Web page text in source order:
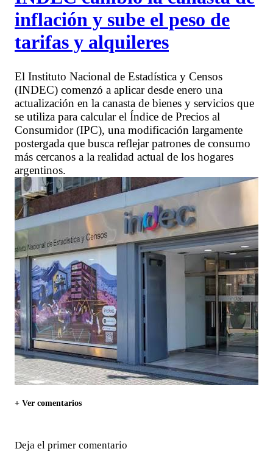
inflación y sube el peso de
tarifas y alquileres
El Instituto Nacional de Estadística y Censos
(INDEC) comenzó a aplicar desde enero una
actualización en la canasta de bienes y servicios que
se utiliza para calcular el Índice de Precios al
Consumidor (IPC), una modificación largamente
postergada que busca reflejar patrones de consumo
más cercanos a la realidad actual de los hogares
argentinos.
+ Ver comentarios
Deja el primer comentario